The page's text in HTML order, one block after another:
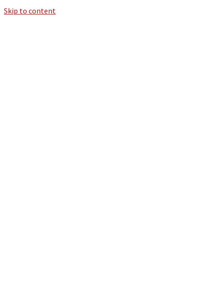
Skip to content